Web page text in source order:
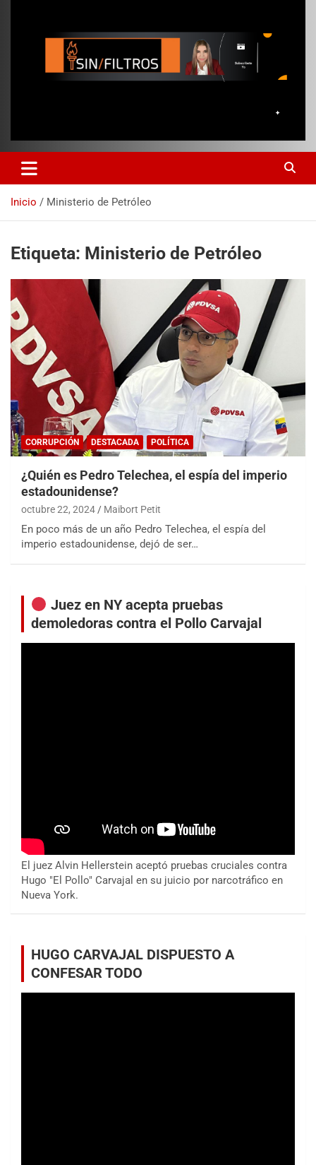
Inicio Ministerio de Petróleo
Etiqueta: Ministerio de Petróleo
CORRUPCIÓN DESTACADA POLÍTICA
¿Quién es Pedro Telechea, el espía del imperio
estadounidense?
octubre 22, 2024 Maibort Petit
En poco más de un año Pedro Telechea, el espía del
imperio estadounidense, dejó de ser…
Juez en NY acepta pruebas
demoledoras contra el Pollo Carvajal
El juez Alvin Hellerstein aceptó pruebas cruciales contra
Hugo "El Pollo" Carvajal en su juicio por narcotráfico en
Nueva York.
HUGO CARVAJAL DISPUESTO A
CONFESAR TODO